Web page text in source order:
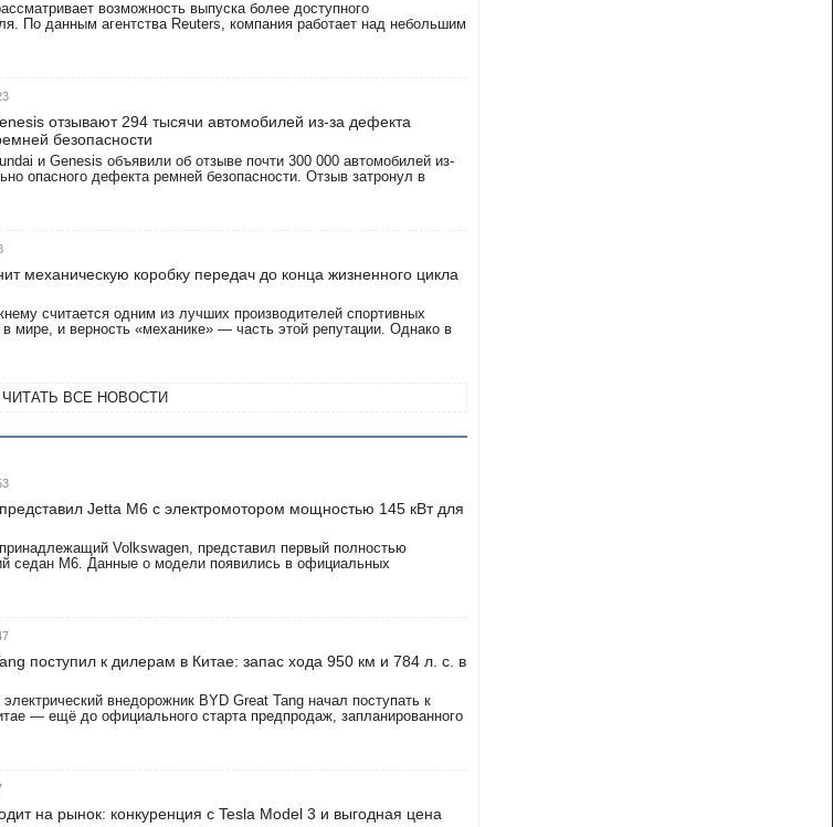
возможность выпуска более доступного
По данным агентства Reuters, компания работает над небольшим
отзывают 294 тысячи автомобилей из-за дефекта
безопасности
и Genesis объявили об отзыве почти 300 000 автомобилей из-
опасного дефекта ремней безопасности. Отзыв затронул в
механическую коробку передач до конца жизненного цикла
считается одним из лучших производителей спортивных
мире, и верность «механике» — часть этой репутации. Однако в
ЧИТАТЬ ВСЕ НОВОСТИ
Jetta M6 с электромотором мощностью 145 кВт для
Volkswagen, представил первый полностью
седан M6. Данные о модели появились в официальных
поступил к дилерам в Китае: запас хода 950 км и 784 л. с. в
внедорожник BYD Great Tang начал поступать к
— ещё до официального старта предпродаж, запланированного
на рынок: конкуренция с Tesla Model 3 и выгодная цена